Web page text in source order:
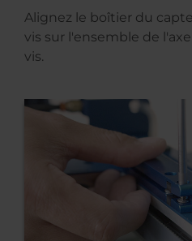
Alignez le boîtier du
vis sur l'ensemble de
vis.